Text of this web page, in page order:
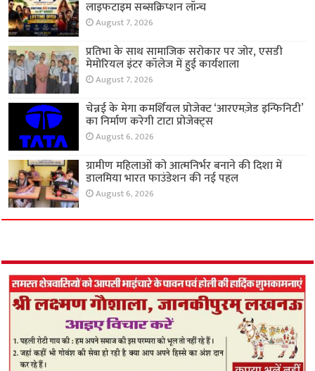
लाइफटाइम सब्सक्रिप्शन लॉन्च
August 7, 2026
प्रतिभा के साथ सामाजिक सरोकार पर जोर, एसडी
मेमोरियल इंटर कॉलेज में हुई कार्यशाला
August 7, 2026
चेन्नई के मेगा कमर्शियल प्रोजेक्ट ‘आरएमज़ेड इन्फिनिटी’
का निर्माण करेगी टाटा प्रोजेक्ट्स
August 6, 2026
ग्रामीण महिलाओं को आत्मनिर्भर बनाने की दिशा में
डालमिया भारत फाउंडेशन की नई पहल
August 6, 2026